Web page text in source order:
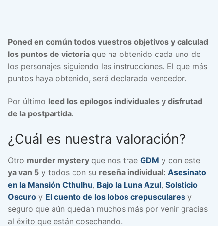
Poned en común todos vuestros objetivos y calculad
los puntos de victoria que ha obtenido cada uno de
los personajes siguiendo las instrucciones. El que más
puntos haya obtenido, será declarado vencedor.
Por último leed los epílogos individuales y disfrutad
de la postpartida.
¿Cuál es nuestra valoración?
Otro murder mystery que nos trae GDM y con este
ya van 5 y todos con su reseña individual: Asesinato
en la Mansión Cthulhu, Bajo la Luna Azul, Solsticio
Oscuro y El cuento de los lobos crepusculares y
seguro que aún quedan muchos más por venir gracias
al éxito que están cosechando.